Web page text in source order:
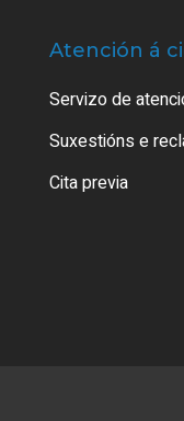
Atención á
Servizo de
Suxestións e
Cita previa